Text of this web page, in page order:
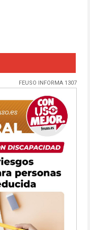
FEUSO INFORMA 1307